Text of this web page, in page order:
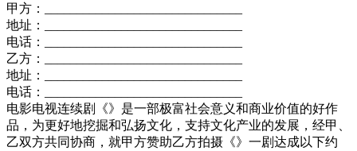
甲方：_______________________________
地址：_______________________________
电话：_______________________________
乙方：_______________________________
地址：_______________________________
电话：_______________________________
电影电视连续剧《》是一部极富社会意义和商业价值的好作
品，为更好地挖掘和弘扬文化，支持文化产业的发展，经甲、
乙双方共同协商，就甲方赞助乙方拍摄《》一剧达成以下约